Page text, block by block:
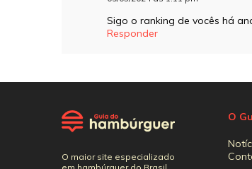
Sigo o ranking de vocês há
Responder
O maior site especializado
O